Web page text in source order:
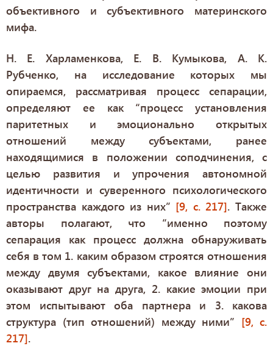
объективного и субъективного материнского
мифа.
Н. Е. Харламенкова, Е. В. Кумыкова, А. К.
Рубченко, на исследование которых мы
опираемся, рассматривая процесс сепарации,
определяют ее как “процесс установления
паритетных и эмоционально открытых
отношений между субъектами, ранее
находящимися в положении соподчинения, с
целью развития и упрочения автономной
идентичности и суверенного психологического
пространства каждого из них” [9, с. 217]. Также
авторы полагают, что “именно поэтому
сепарация как процесс должна обнаруживать
себя в том 1. каким образом строятся отношения
между двумя субъектами, какое влияние они
оказывают друг на друга, 2. какие эмоции при
этом испытывают оба партнера и 3. какова
структура (тип отношений) между ними” [9, с.
217].